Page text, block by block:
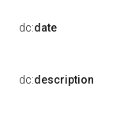
dc:date
dc:description